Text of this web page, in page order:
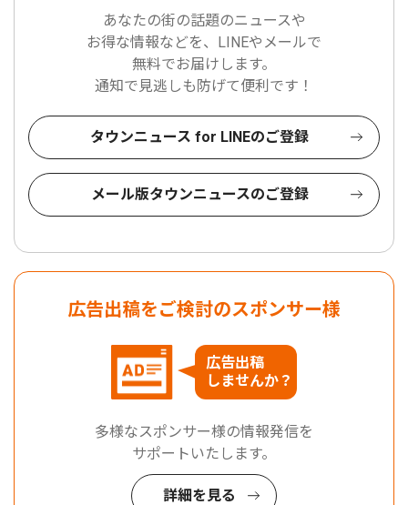
あなたの街の話題のニュースや
お得な情報などを、LINEやメールで
無料でお届けします。
通知で見逃しも防げて便利です！
タウンニュース for LINEのご登録
メール版タウンニュースのご登録
広告出稿をご検討のスポンサー様
広告出稿
しませんか？
多様なスポンサー様の情報発信を
サポートいたします。
詳細を見る